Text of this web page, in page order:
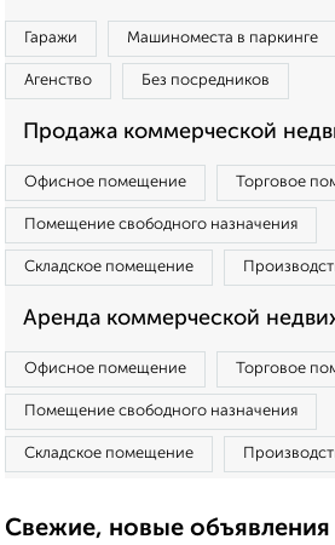
Гаражи Машиноместа в паркинге
Агенство Без посредников
Продажа коммерческой
Офисное помещение Торговое
Помещение свободного назначения
Складское помещение
Аренда коммерческой
Офисное помещение Торговое
Помещение свободного назначения
Складское помещение
Свежие, новые